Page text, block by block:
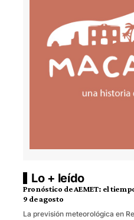
Lo + leído
Pronóstico de AEMET: el
9 de agosto
La previsión meteorológica en